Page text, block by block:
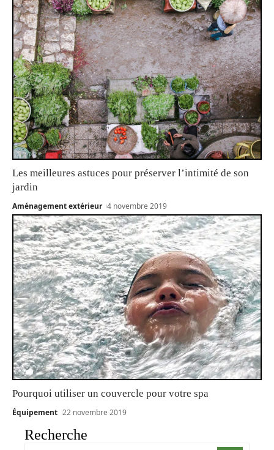
Les meilleures astuces pour préserver l’intimité de son
jardin
Aménagement extérieur 4 novembre 2019
Pourquoi utiliser un couvercle pour votre spa
Équipement 22 novembre 2019
Recherche